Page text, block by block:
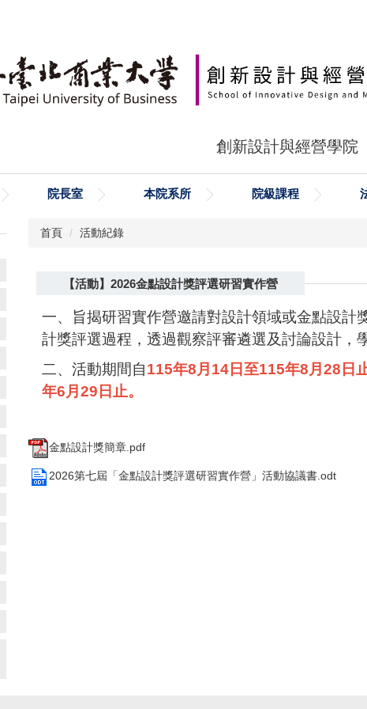
創新設計與經營學院
院長室 本院系所 院級課程
首頁 活動紀錄
【活動】2026金點設計獎評選研習實作營
一、旨揭研習實作營邀請對設計領域或金點設計
計獎評選過程，透過觀察評審遴選及討論設計，
二、活動期間自115年8月14日至115年8月28日
年6月29日止。
金點設計獎簡章.pdf
2026第七屆「金點設計獎評選研習實作營」活動協議書.odt